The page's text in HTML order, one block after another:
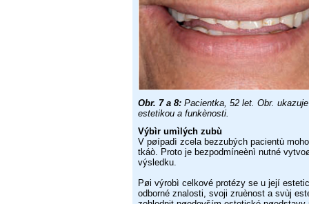
Obr. 7 a 8: Pacientka, 52 let. Obr.
estetikou a funkènosti.
Výbìr umìlých zubù
V pøípadì zcela bezzubých pacientù
tkáò. Proto je bezpodmíneènì nutné
výsledku.
Pøi výrobì celkové protézy se u její
odborné znalosti, svoji zruènost a svùj